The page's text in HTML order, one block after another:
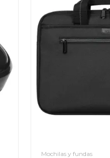
Mochilas y fundas